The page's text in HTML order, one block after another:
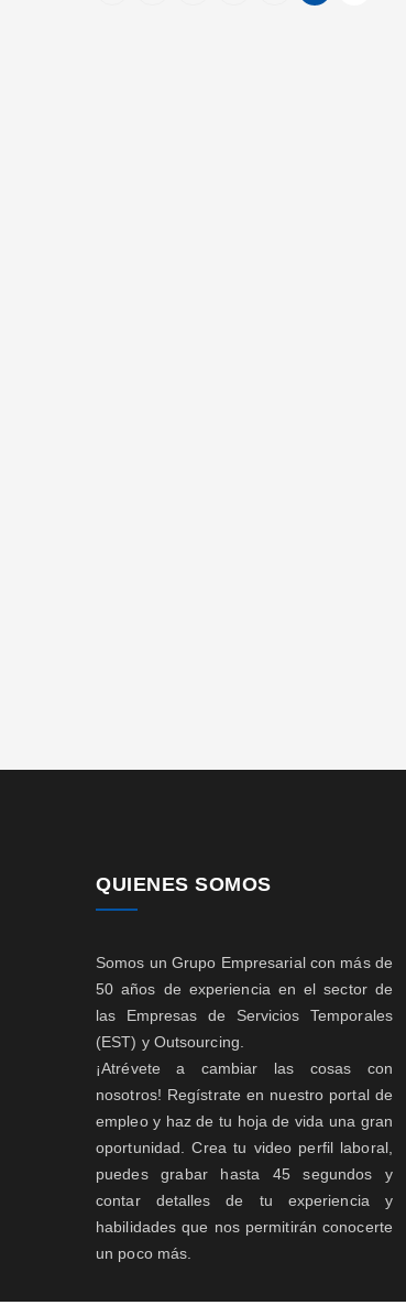
QUIENES SOMOS
Somos un Grupo Empresarial con más de
50 años de experiencia en el sector de
las Empresas de Servicios Temporales
(EST) y Outsourcing.
¡Atrévete a cambiar las cosas con
nosotros! Regístrate en nuestro portal de
empleo y haz de tu hoja de vida una gran
oportunidad. Crea tu video perfil laboral,
puedes grabar hasta 45 segundos y
contar detalles de tu experiencia y
habilidades que nos permitirán conocerte
un poco más.